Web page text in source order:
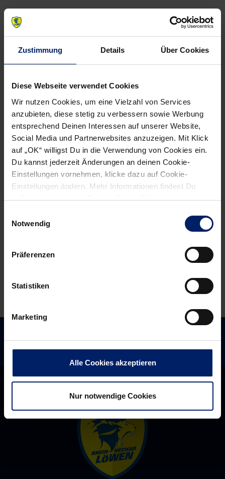
Zustimmung Details Über Cookies
Diese Webseite verwendet Cookies
Wir nutzen Cookies, um eine Vielzahl von Services
anzubieten, diese stetig zu verbessern sowie Werbung
entsprechend Deinen Interessen auf unserer Website,
Social Media und Partnerwebsites anzuzeigen. Mit Klick
auf „OK“ willigst Du in die Verwendung von Cookies ein.
Du kannst jederzeit Änderungen an deinen Cookie-
Einstellungen vornehmen, klicke dazu auf Cookie-
Einstellungen ändern. Mehr Informationen findest Du
außerdem in unsererDatenschutzerklärung.
Notwendig
Präferenzen
Statistiken
Marketing
Alle Cookies akzeptieren
Nur notwendige Cookies
Wenn du per E-Mail über Aktuelles aus der Löwenwelt
Newsletterhier abonnieren.
Post
navigation
previous
News:
Info
Alle News anzeigen
newst
News:
Kapitän
Gensheimer
verlängern